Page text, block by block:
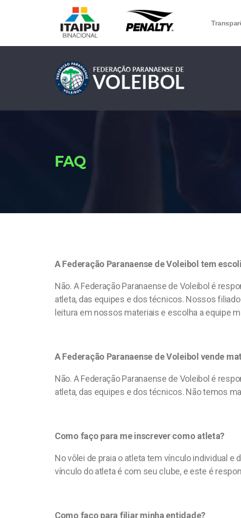
FAQ
A Federação Paranaense de Voleibol tem
Não. A Federação Paranaense de Voleibol é
atleta, das equipes e dos técnicos. Nossos
leitura em nossos materiais e escolha a equipe
A Federação Paranaense de Voleibol vende
Não. A Federação Paranaense de Voleibol é
atleta, das equipes e dos técnicos. Não temos
Como faço para me inscrever como atleta?
No vôlei de praia o atleta tem vínculo individual e
vínculo do atleta é com seu clube, e este é
Como faço para filiar minha entidade?